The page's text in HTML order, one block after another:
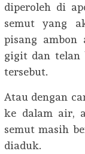
diperoleh di
semut yang
pisang ambon
gigit dan telan
tersebut.
Atau dengan
ke dalam air,
semut masih
diaduk.